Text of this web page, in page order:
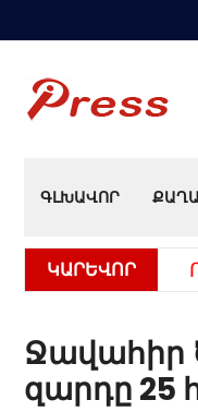
ԳԼԽԱՎՈՐ
ԿԱՐԵՎՈՐ
Ջավահիր
զարդը 25